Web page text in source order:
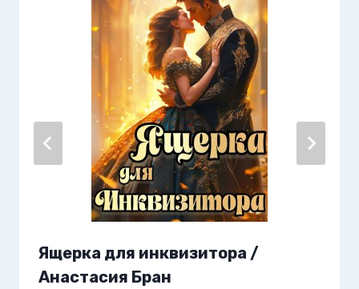
Ящерка для инквизитора /
Анастaсия Бран